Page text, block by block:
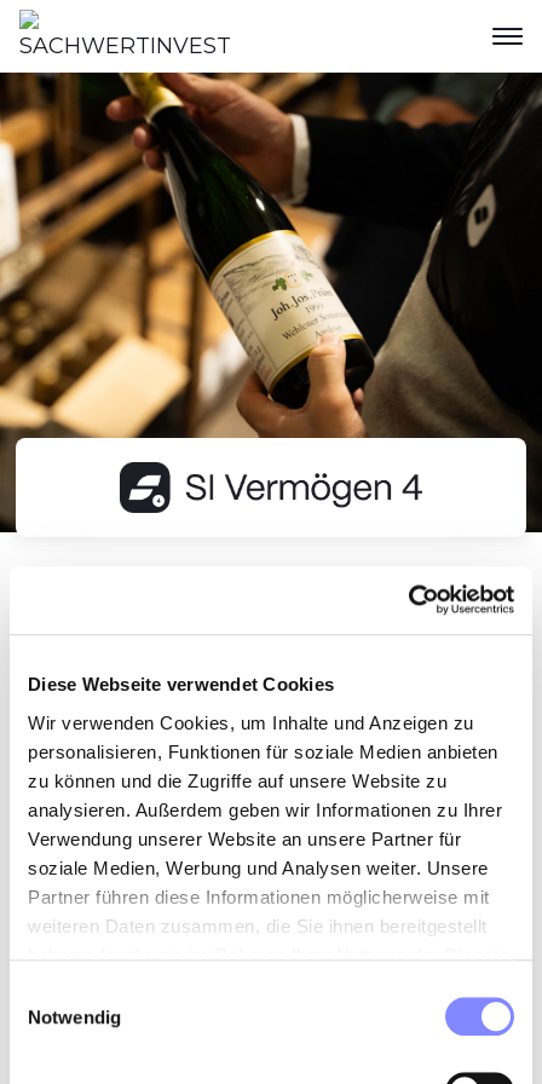
Diese Webseite verwendet Cookies
Wir verwenden Cookies, um Inhalte und Anzeigen zu
personalisieren, Funktionen für soziale Medien anbieten
zu können und die Zugriffe auf unsere Website zu
analysieren. Außerdem geben wir Informationen zu Ihrer
Verwendung unserer Website an unsere Partner für
soziale Medien, Werbung und Analysen weiter. Unsere
Partner führen diese Informationen möglicherweise mit
weiteren Daten zusammen, die Sie ihnen bereitgestellt
Notwendig
Verwaltung und Anlage eigenen Vermögens im
einschließlich des Erwerbs, der Verwertung, der
Nutzung, der Verwaltung und der Veräußerung
von Vermögensgegenständen wie beispielsweise
Wein, Whiskey, Kunst, und deren Finanzierung
durch die Vergabe von einem oder mehreren
Nachrangdarlehen oder auch eines Darlehens
ohne qualifizierten Rangrücktritt.
SI Vermögen 4 GmbH
Bei der Finanzierung verfolgt die SI Vermögen 4